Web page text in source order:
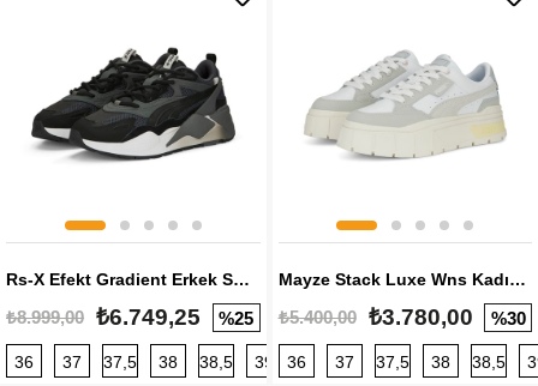
Rs-X Efekt Gradient Erkek Sneaker
₺8.999,00 ₺6.749,25 %25
36 37 37,5 38 38,5 39 40 40,5 41 42 42,5
Mayze Stack Luxe Wns Kadın Sneaker
₺5.400,00 ₺3.780,00 %30
36 37 37,5 38 38,5